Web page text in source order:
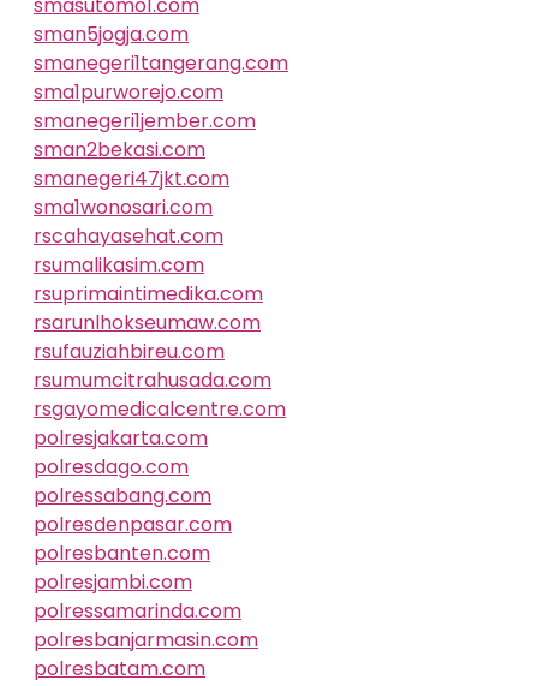
sman5jogja.com
smanegeri1tangerang.com
sma1purworejo.com
smanegeri1jember.com
sman2bekasi.com
smanegeri47jkt.com
sma1wonosari.com
rscahayasehat.com
rsumalikasim.com
rsuprimaintimedika.com
rsarunlhokseumaw.com
rsufauziahbireu.com
rsumumcitrahusada.com
rsgayomedicalcentre.com
polresjakarta.com
polresdago.com
polressabang.com
polresdenpasar.com
polresbanten.com
polresjambi.com
polressamarinda.com
polresbanjarmasin.com
polresbatam.com